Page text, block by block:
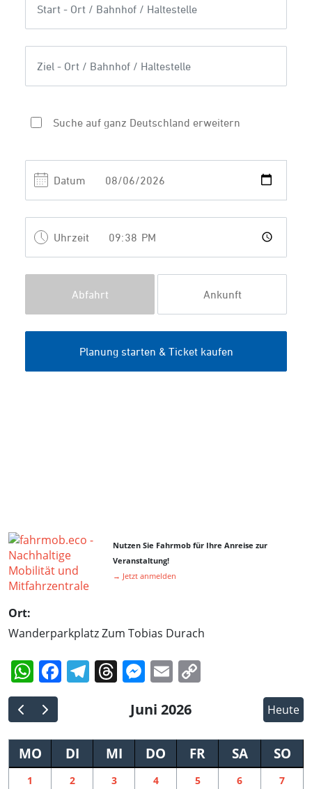
Nutzen Sie Fahrmob für Ihre Anreise zur
Veranstaltung!
→ Jetzt anmelden
Ort:
Wanderparkplatz Zum Tobias Durach
WhatsApp
Facebook
Telegram
Threads
Messenger
Email
Juni 2026 Heute
MO DI MI DO FR SA SO
1 2 3 4 5 6 7